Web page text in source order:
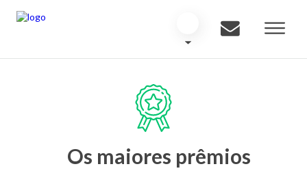
Os maiores prêmios